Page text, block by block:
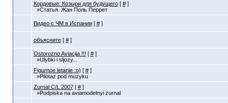
Кордовые: Козыри для будущего[ #]
»Статья. Жан Поль Перрет
Видео с ЧМ в Испании[ #]
объясните[ #]
Ostorozno Aviacija !!! [ #]
»Ulybki i sljozy...
Figurnoe letanie :o) [ #]
»Pilotaz pod muzyku
Zurnal C/L 2007[ #]
»Podpiska na aviamodelnyi zurnal